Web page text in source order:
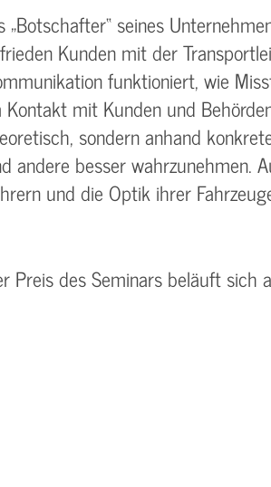
„Botschafter“ seines
Kunden mit der
funktioniert, wie
Kontakt mit Kunden und
sondern anhand
andere besser wahrzunehmen.
und die Optik ihrer
Preis des Seminars beläuft